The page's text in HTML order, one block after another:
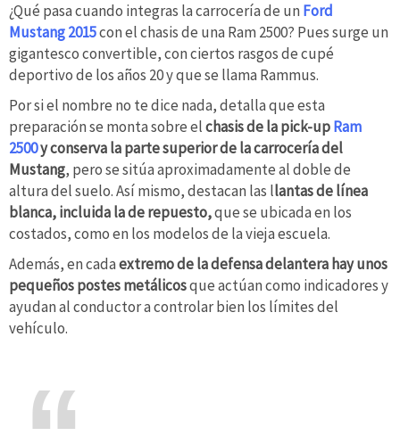
¿Qué pasa cuando integras la carrocería de un Ford
Mustang 2015con el chasis de una Ram 2500? Pues surge un
gigantesco convertible, con ciertos rasgos de cupé
deportivo de los años 20 y que se llama Rammus.
Por si el nombre no te dice nada, detalla que esta
preparación se monta sobre elchasis de la pick-upRam
2500y conserva la parte superior de la carrocería del
Mustang, pero se sitúa aproximadamente al doble de
altura del suelo. Así mismo, destacan las llantas de línea
blanca, incluida la de repuesto,que se ubicada en los
costados, como en los modelos de la vieja escuela.
Además, en cadaextremo de la defensa delantera hay unos
pequeños postes metálicosque actúan como indicadores y
ayudan al conductor a controlar bien los límites del
vehículo.